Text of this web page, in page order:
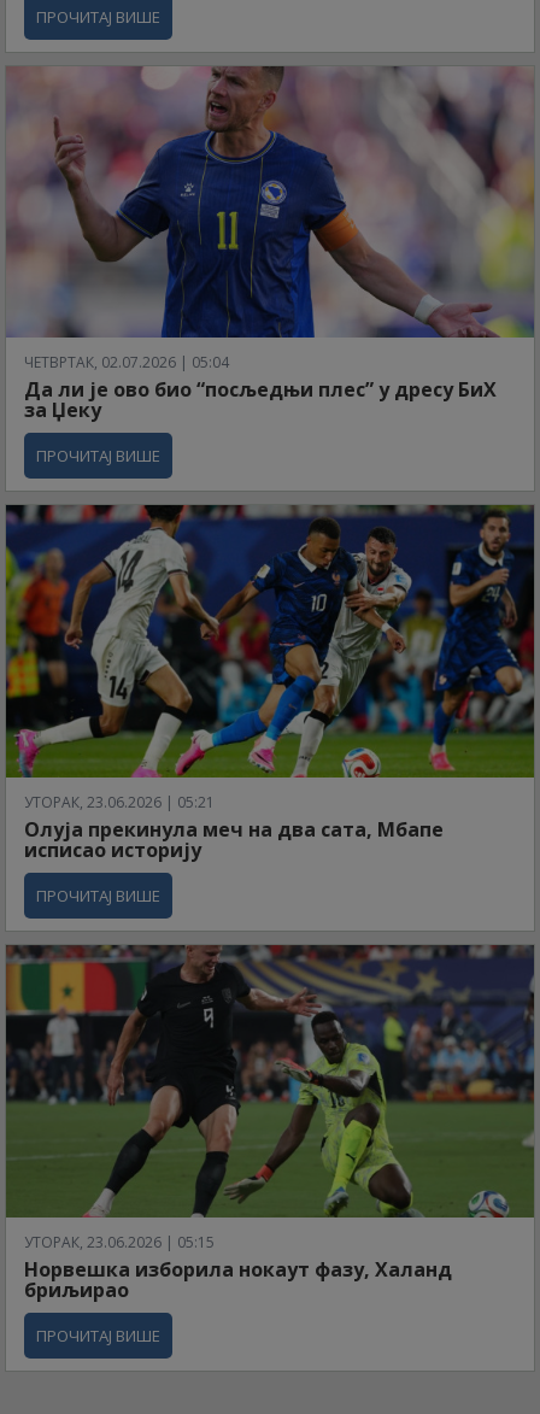
ПРОЧИТАЈ ВИШЕ
ЧЕТВРТАК, 02.07.2026 | 05:04
Да ли је ово био “посљедњи плес” у дресу БиХ
за Џеку
ПРОЧИТАЈ ВИШЕ
УТОРАК, 23.06.2026 | 05:21
Олуја прекинула меч на два сата, Мбапе
исписао историју
ПРОЧИТАЈ ВИШЕ
УТОРАК, 23.06.2026 | 05:15
Норвешка изборила нокаут фазу, Халанд
бриљирао
ПРОЧИТАЈ ВИШЕ